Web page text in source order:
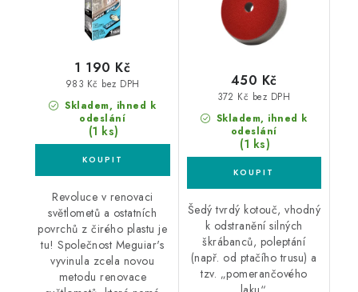
Skladem, ihned k
odeslání
(1 ks)
983 Kč bez DPH
1 190 Kč
Revoluce v renovaci
světlometů a ostatních
povrchů z čirého plastu je
tu! Společnost Meguiar's
vyvinula zcela novou
metodu renovace
Skladem, ihned k
odeslání
(1 ks)
372 Kč bez DPH
450 Kč
Šedý tvrdý kotouč, vhodný
k odstranění silných
škrábanců, poleptání
(např. od ptačího trusu) a
tzv. „pomerančového